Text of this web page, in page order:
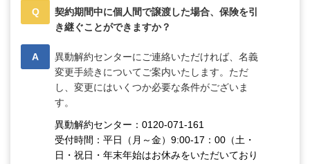
Q
契約期間中に個人間で譲渡した場合、保険を引
き継ぐことができますか？
A
異動解約センターにご連絡いただければ、名義
変更手続きについてご案内いたします。ただ
し、変更にはいくつか必要な条件がございま
す。
異動解約センター：0120-071-161
受付時間：平日（月～金）9:00-17：00（土・
日・祝日・年末年始はお休みをいただいており